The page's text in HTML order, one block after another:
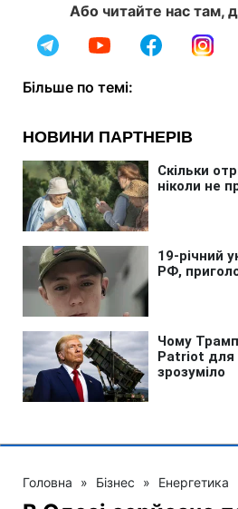
Або читайте нас там,
Більше по темі:
Головна » Бізнес » Енергетика